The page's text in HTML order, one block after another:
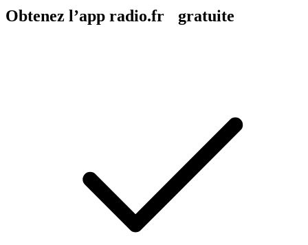
Obtenez l’app radio.fr gratuite